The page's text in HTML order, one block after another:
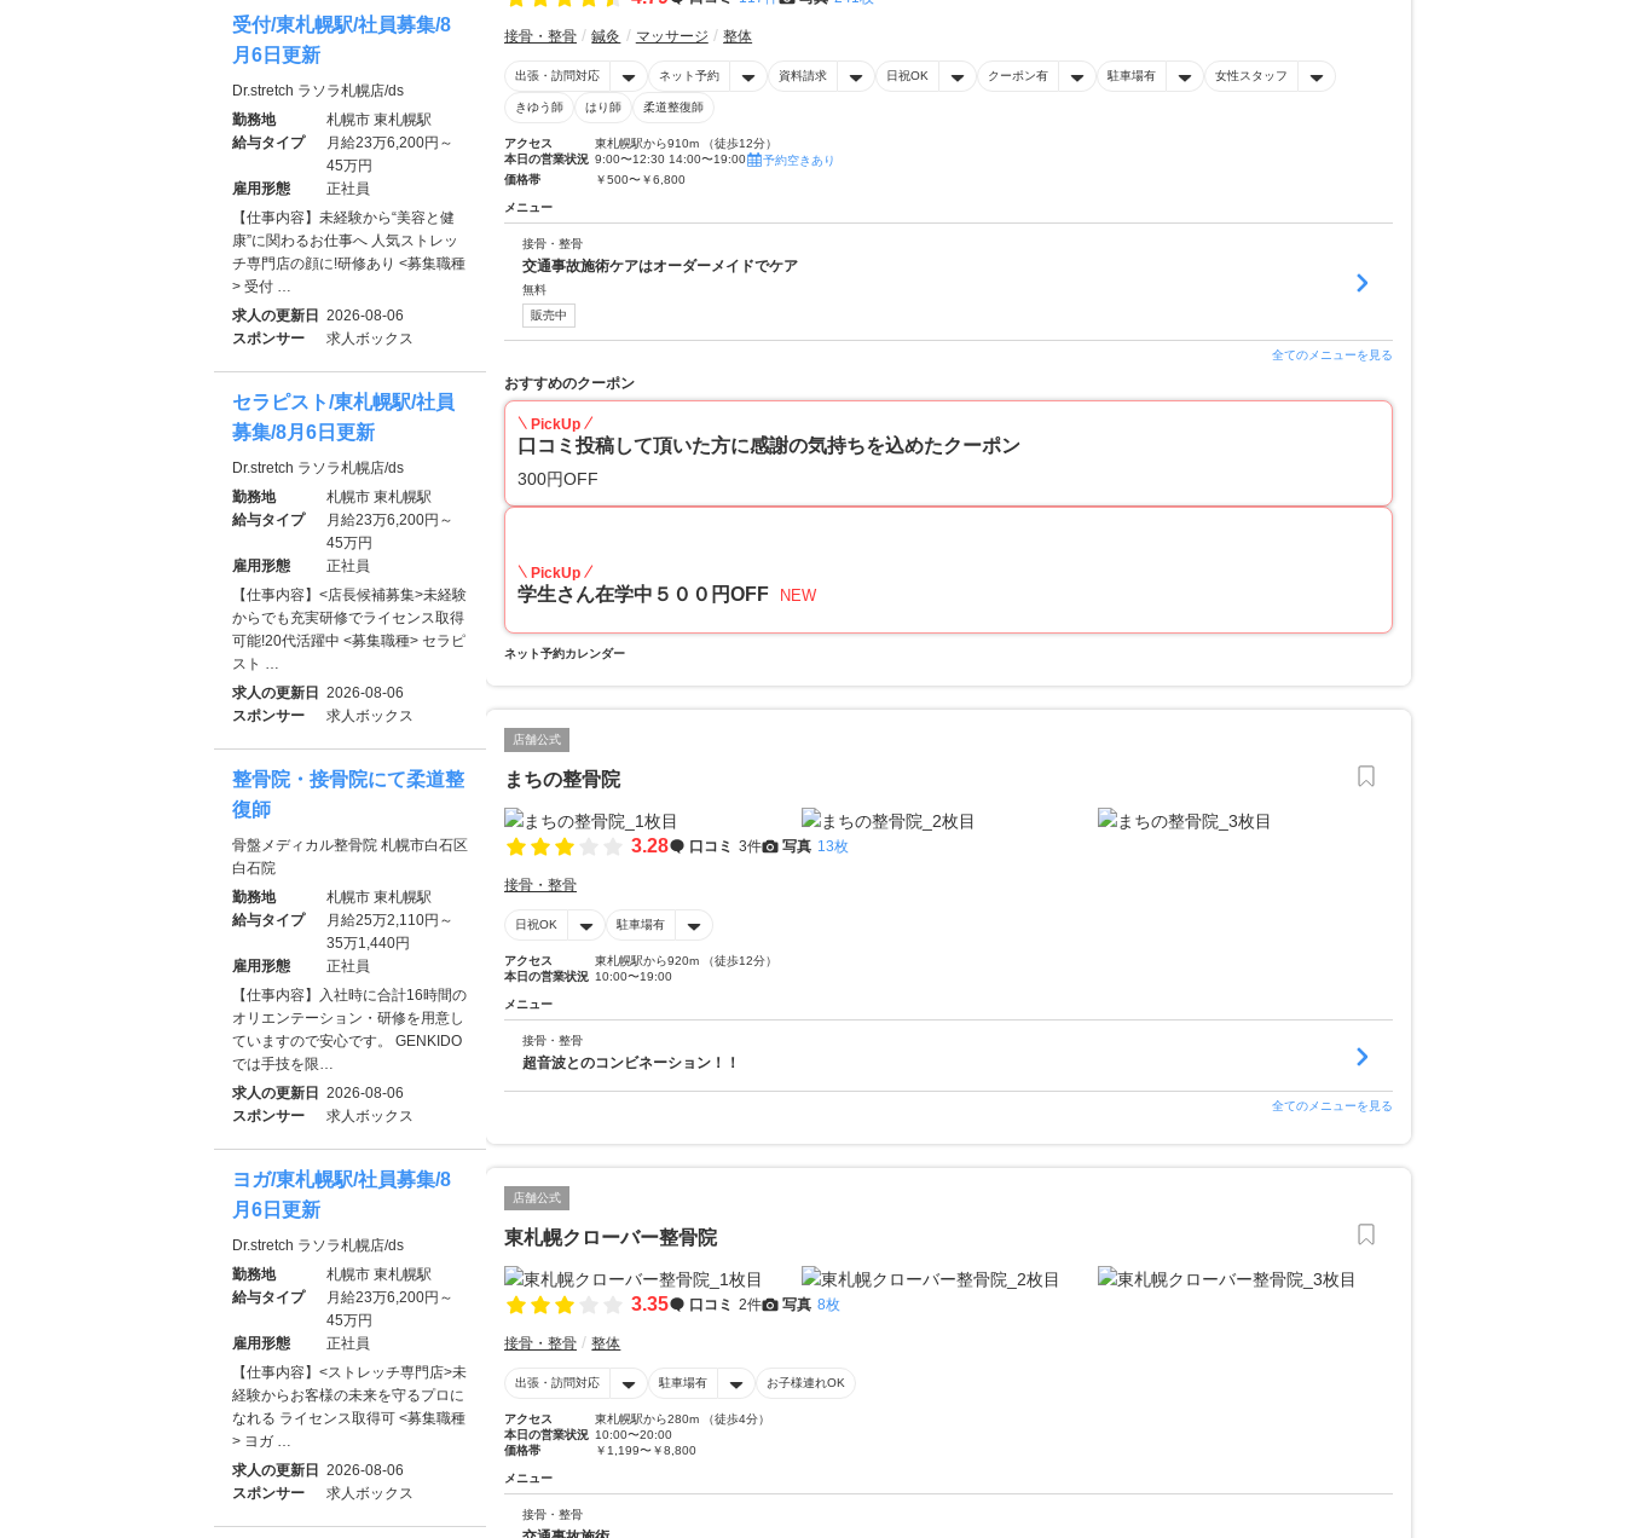
接骨・整骨 鍼灸 マッサージ 整体
出張・訪問対応 ネット予約 資料請求 日祝OK クーポン有 駐車場有 女性スタッフ
きゆう師 はり師 柔道整復師
アクセス
東札幌駅から910m （徒歩12分）
本日の営業状況 9:00〜12:30 14:00〜19:00
予約空きあり
価格帯
￥500〜￥6,800
メニュー
接骨・整骨
交通事故施術ケアはオーダーメイドでケア
無料
販売中
全てのメニューを見る
おすすめのクーポン
PickUp
口コミ投稿して頂いた方に感謝の気持ちを込めたクーポン
300円OFF
PickUp
学生さん在学中５００円OFF NEW
ネット予約カレンダー
店舗公式
まちの整骨院
3.28 口コミ 3件 写真 13枚
接骨・整骨
日祝OK 駐車場有
アクセス
東札幌駅から920m （徒歩12分）
本日の営業状況 10:00〜19:00
メニュー
接骨・整骨
超音波とのコンビネーション！！
全てのメニューを見る
店舗公式
東札幌クローバー整骨院
3.35 口コミ 2件 写真 8枚
接骨・整骨 整体
出張・訪問対応 駐車場有 お子様連れOK
アクセス
東札幌駅から280m （徒歩4分）
本日の営業状況 10:00〜20:00
価格帯
￥1,199〜￥8,800
メニュー
接骨・整骨
受付/東札幌駅/社員募集/8
月6日更新
Dr.stretch ラソラ札幌店/ds
勤務地
札幌市 東札幌駅
給与タイプ
月給23万6,200円～
45万円
雇用形態
正社員
【仕事内容】未経験から“美容と健
康”に関わるお仕事へ 人気ストレッ
チ専門店の顔に!研修あり <募集職種
> 受付 …
求人の更新日 2026-08-06
スポンサー
求人ボックス
セラピスト/東札幌駅/社員
募集/8月6日更新
Dr.stretch ラソラ札幌店/ds
勤務地
札幌市 東札幌駅
給与タイプ
月給23万6,200円～
45万円
雇用形態
正社員
【仕事内容】<店長候補募集>未経験
からでも充実研修でライセンス取得
可能!20代活躍中 <募集職種> セラピ
スト …
求人の更新日 2026-08-06
スポンサー
求人ボックス
整骨院・接骨院にて柔道整
復師
骨盤メディカル整骨院 札幌市白石区
白石院
勤務地
札幌市 東札幌駅
給与タイプ
月給25万2,110円～
35万1,440円
雇用形態
正社員
【仕事内容】入社時に合計16時間の
オリエンテーション・研修を用意し
ていますので安心です。 GENKIDO
では手技を限…
求人の更新日 2026-08-06
スポンサー
求人ボックス
ヨガ/東札幌駅/社員募集/8
月6日更新
Dr.stretch ラソラ札幌店/ds
勤務地
札幌市 東札幌駅
給与タイプ
月給23万6,200円～
45万円
雇用形態
正社員
【仕事内容】<ストレッチ専門店>未
経験からお客様の未来を守るプロに
なれる ライセンス取得可 <募集職種
> ヨガ …
求人の更新日 2026-08-06
スポンサー
求人ボックス